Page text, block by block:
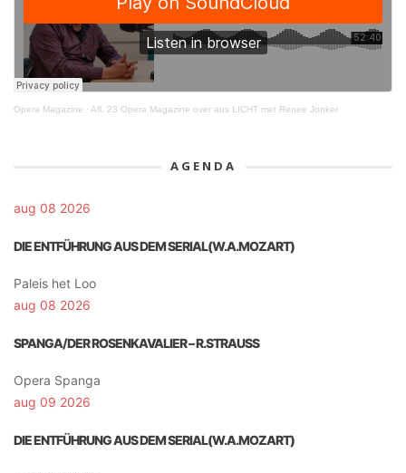
Opera Magazine · Afl. 23 Opera Magazine over aus LICHT met Renee Jonker
AGENDA
aug 08 2026
DIE ENTFÜHRUNG AUS DEM SERIAL(W.A.MOZART)
Paleis het Loo
aug 08 2026
SPANGA/DER ROSENKAVALIER – R.STRAUSS
Opera Spanga
aug 09 2026
DIE ENTFÜHRUNG AUS DEM SERIAL(W.A.MOZART)